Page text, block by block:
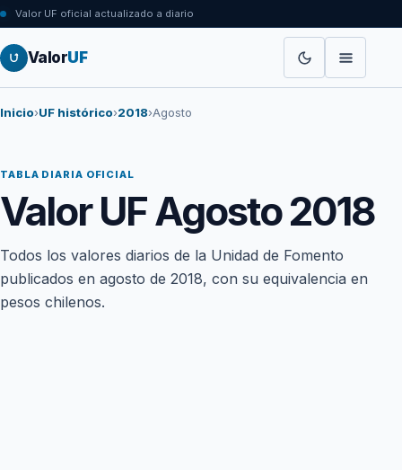
Valor UF oficial actualizado a diario
ValorUF
Inicio›UF histórico›2018›Agosto
TABLA DIARIA OFICIAL
Valor UF Agosto 2018
Todos los valores diarios de la Unidad de Fomento
publicados en agosto de 2018, con su equivalencia en
pesos chilenos.